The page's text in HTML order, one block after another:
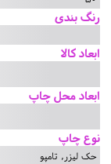
رنگ بندی
ابعاد کالا
ابعاد محل چاپ
نوع چاپ
حک لیزر, تامپو